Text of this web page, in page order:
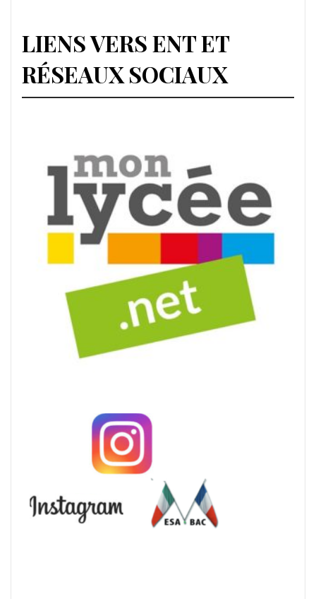
LIENS VERS ENT ET
RÉSEAUX SOCIAUX